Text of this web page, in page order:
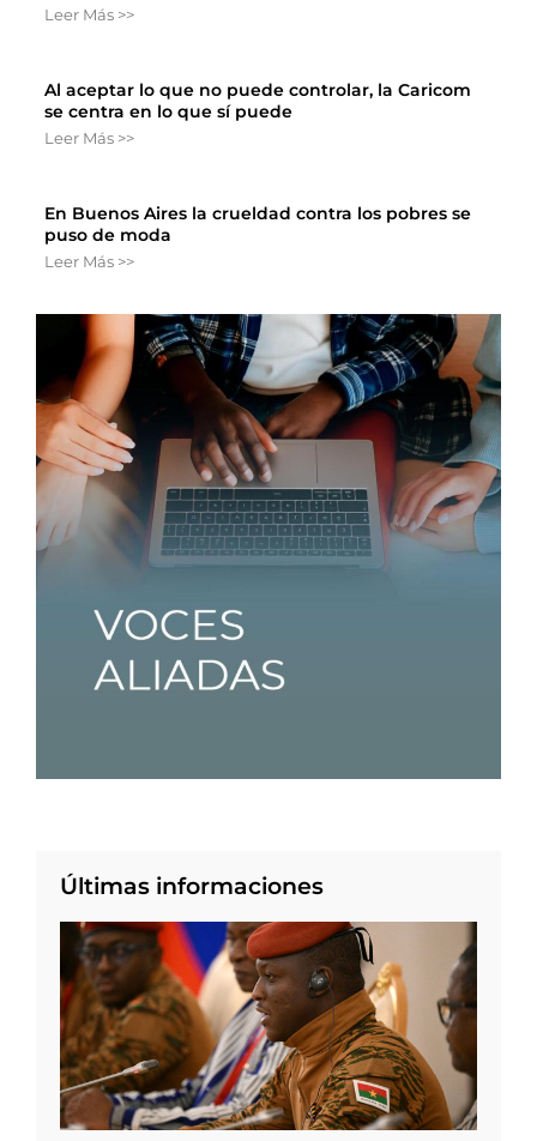
Leer Más >>
Al aceptar lo que no puede controlar, la Caricom
se centra en lo que sí puede
Leer Más >>
En Buenos Aires la crueldad contra los pobres se
puso de moda
Leer Más >>
Últimas informaciones